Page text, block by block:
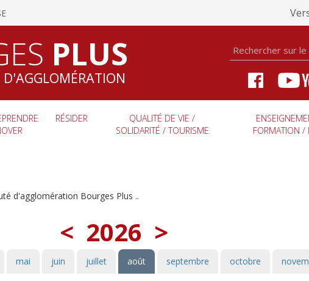
PLUS
RÉSIDER
QUALITÉ DE VIE /
SOLIDARITÉ / TOURISME
FORMATION /
d'agglomération Bourges Plus ..
< 2026 >
mai juin juillet août septembre octobre